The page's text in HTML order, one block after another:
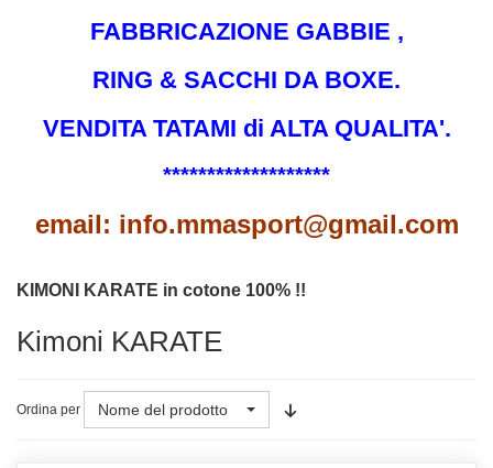
FABBRICAZIONE GABBIE ,
RING & SACCHI DA BOXE.
VENDITA TATAMI di ALTA QUALITA'.
*******************
email: info.mmasport@gmail.com
KIMONI KARATE in cotone 100% !!
Kimoni KARATE
Ordina per Nome del prodotto